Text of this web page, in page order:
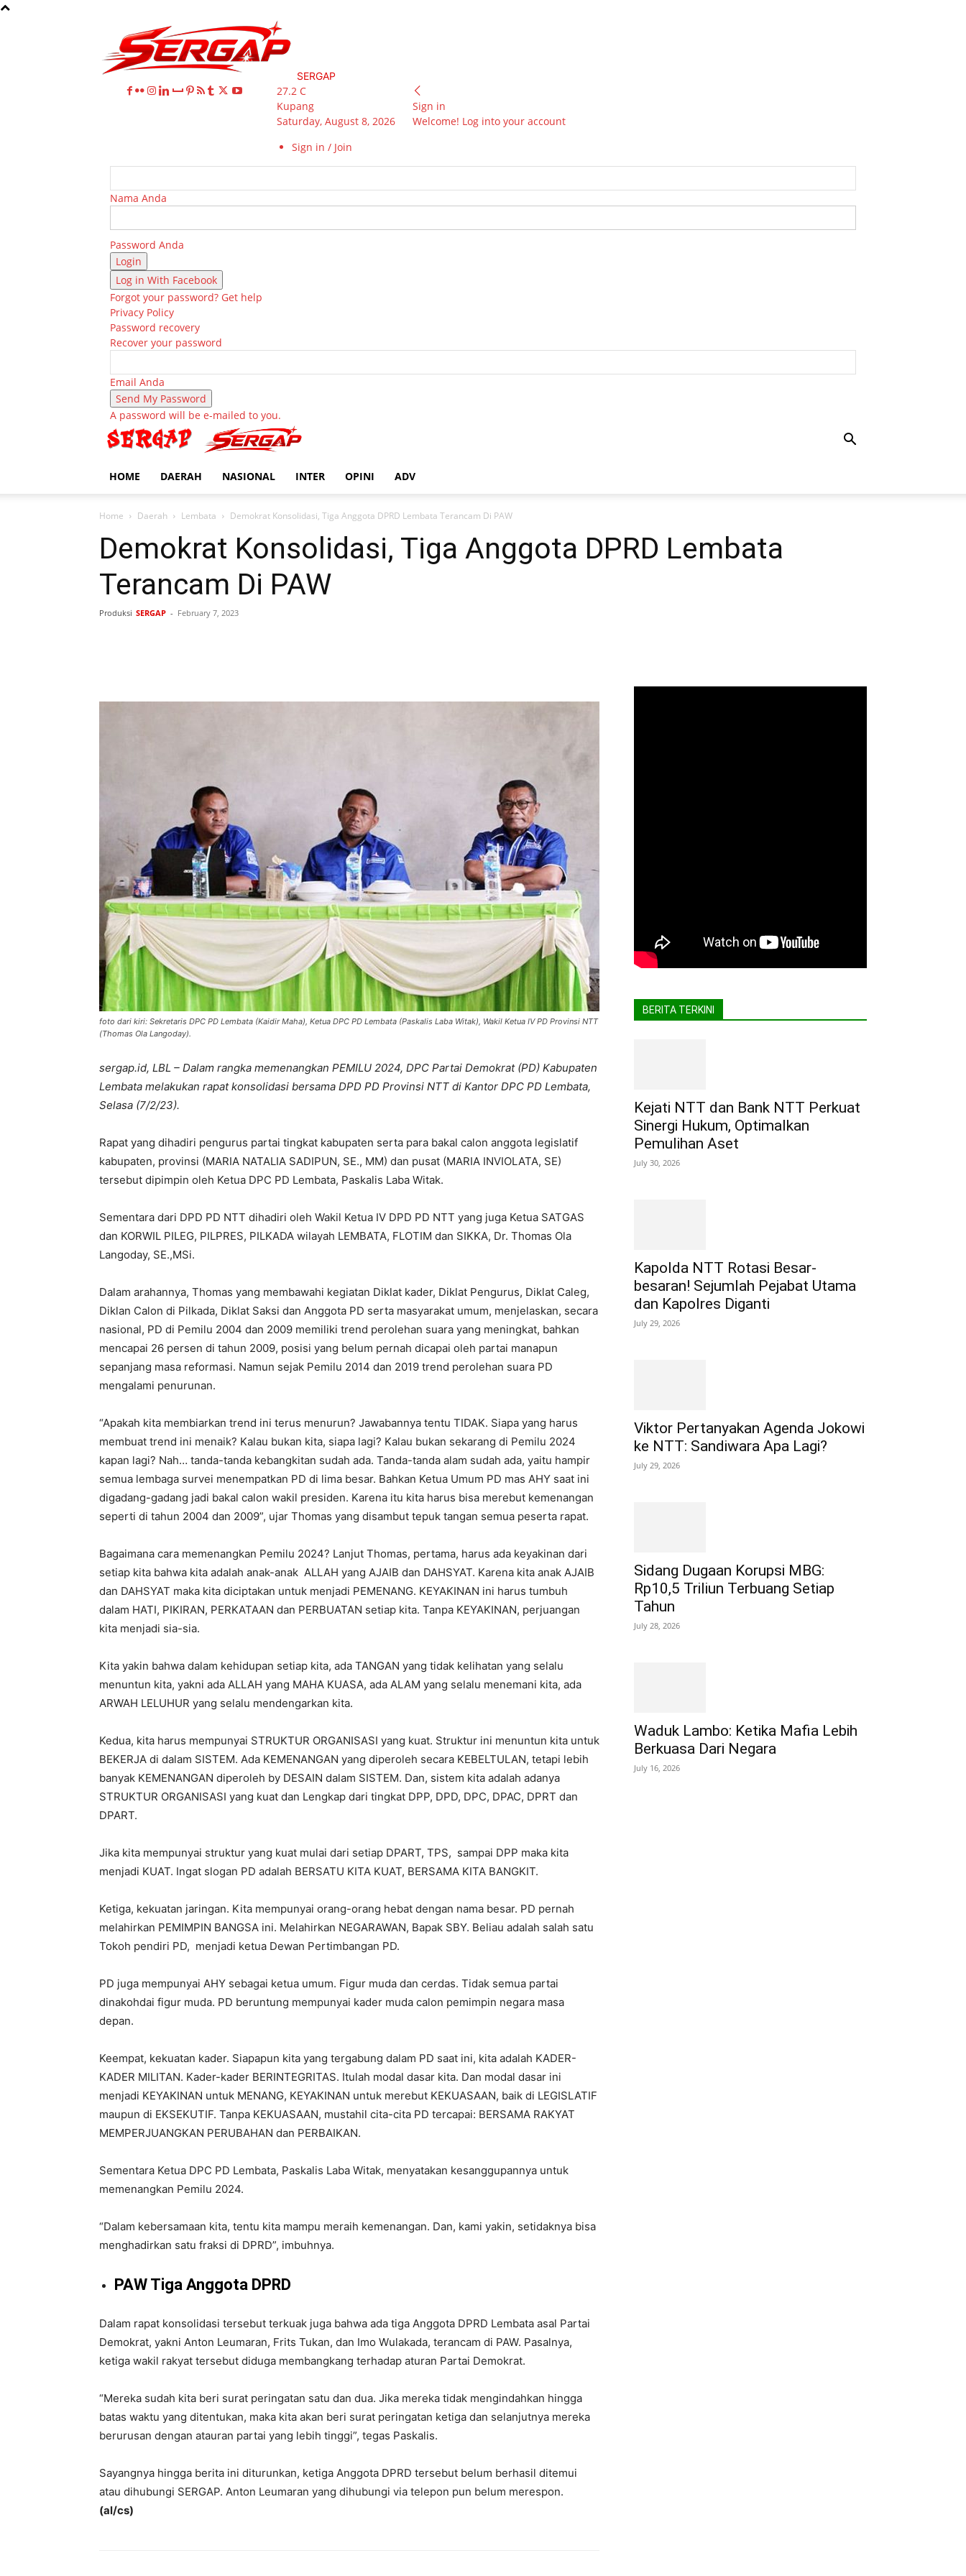
SERGAP
27.2 C
Kupang
Saturday, August 8, 2026
Sign in / Join
Sign in
Welcome! Log into your account
Nama Anda
Password Anda
Log in With Facebook
Forgot your password? Get help
Privacy Policy
Password recovery
Recover your password
Email Anda
A password will be e-mailed to you.
HOME DAERAH NASIONAL INTER OPINI ADV
Home Daerah Lembata Demokrat Konsolidasi, Tiga Anggota DPRD Lembata Terancam Di PAW
Demokrat Konsolidasi, Tiga Anggota DPRD Lembata
Terancam Di PAW
Produksi SERGAP - February 7, 2023
foto dari kiri: Sekretaris DPC PD Lembata (Kaidir Maha), Ketua DPC PD Lembata (Paskalis Laba Witak), Wakil Ketua IV PD Provinsi NTT
(Thomas Ola Langoday).
sergap.id, LBL – Dalam rangka memenangkan PEMILU 2024, DPC Partai Demokrat (PD) Kabupaten
Lembata melakukan rapat konsolidasi bersama DPD PD Provinsi NTT di Kantor DPC PD Lembata,
Selasa (7/2/23).
Rapat yang dihadiri pengurus partai tingkat kabupaten serta para bakal calon anggota legislatif
kabupaten, provinsi (MARIA NATALIA SADIPUN, SE., MM) dan pusat (MARIA INVIOLATA, SE)
tersebut dipimpin oleh Ketua DPC PD Lembata, Paskalis Laba Witak.
Sementara dari DPD PD NTT dihadiri oleh Wakil Ketua IV DPD PD NTT yang juga Ketua SATGAS
dan KORWIL PILEG, PILPRES, PILKADA wilayah LEMBATA, FLOTIM dan SIKKA, Dr. Thomas Ola
Langoday, SE.,MSi.
Dalam arahannya, Thomas yang membawahi kegiatan Diklat kader, Diklat Pengurus, Diklat Caleg,
Diklan Calon di Pilkada, Diklat Saksi dan Anggota PD serta masyarakat umum, menjelaskan, secara
nasional, PD di Pemilu 2004 dan 2009 memiliki trend perolehan suara yang meningkat, bahkan
mencapai 26 persen di tahun 2009, posisi yang belum pernah dicapai oleh partai manapun
sepanjang masa reformasi. Namun sejak Pemilu 2014 dan 2019 trend perolehan suara PD
mengalami penurunan.
“Apakah kita membiarkan trend ini terus menurun? Jawabannya tentu TIDAK. Siapa yang harus
membuat trend ini menaik? Kalau bukan kita, siapa lagi? Kalau bukan sekarang di Pemilu 2024
kapan lagi? Nah… tanda-tanda kebangkitan sudah ada. Tanda-tanda alam sudah ada, yaitu hampir
semua lembaga survei menempatkan PD di lima besar. Bahkan Ketua Umum PD mas AHY saat ini
digadang-gadang jadi bakal calon wakil presiden. Karena itu kita harus bisa merebut kemenangan
seperti di tahun 2004 dan 2009”, ujar Thomas yang disambut tepuk tangan semua peserta rapat.
Bagaimana cara memenangkan Pemilu 2024? Lanjut Thomas, pertama, harus ada keyakinan dari
setiap kita bahwa kita adalah anak-anak ALLAH yang AJAIB dan DAHSYAT. Karena kita anak AJAIB
dan DAHSYAT maka kita diciptakan untuk menjadi PEMENANG. KEYAKINAN ini harus tumbuh
dalam HATI, PIKIRAN, PERKATAAN dan PERBUATAN setiap kita. Tanpa KEYAKINAN, perjuangan
kita menjadi sia-sia.
Kita yakin bahwa dalam kehidupan setiap kita, ada TANGAN yang tidak kelihatan yang selalu
menuntun kita, yakni ada ALLAH yang MAHA KUASA, ada ALAM yang selalu menemani kita, ada
ARWAH LELUHUR yang selalu mendengarkan kita.
Kedua, kita harus mempunyai STRUKTUR ORGANISASI yang kuat. Struktur ini menuntun kita untuk
BEKERJA di dalam SISTEM. Ada KEMENANGAN yang diperoleh secara KEBELTULAN, tetapi lebih
banyak KEMENANGAN diperoleh by DESAIN dalam SISTEM. Dan, sistem kita adalah adanya
STRUKTUR ORGANISASI yang kuat dan Lengkap dari tingkat DPP, DPD, DPC, DPAC, DPRT dan
DPART.
Jika kita mempunyai struktur yang kuat mulai dari setiap DPART, TPS, sampai DPP maka kita
menjadi KUAT. Ingat slogan PD adalah BERSATU KITA KUAT, BERSAMA KITA BANGKIT.
Ketiga, kekuatan jaringan. Kita mempunyai orang-orang hebat dengan nama besar. PD pernah
melahirkan PEMIMPIN BANGSA ini. Melahirkan NEGARAWAN, Bapak SBY. Beliau adalah salah satu
Tokoh pendiri PD, menjadi ketua Dewan Pertimbangan PD.
PD juga mempunyai AHY sebagai ketua umum. Figur muda dan cerdas. Tidak semua partai
dinakohdai figur muda. PD beruntung mempunyai kader muda calon pemimpin negara masa
depan.
Keempat, kekuatan kader. Siapapun kita yang tergabung dalam PD saat ini, kita adalah KADER-
KADER MILITAN. Kader-kader BERINTEGRITAS. Itulah modal dasar kita. Dan modal dasar ini
menjadi KEYAKINAN untuk MENANG, KEYAKINAN untuk merebut KEKUASAAN, baik di LEGISLATIF
maupun di EKSEKUTIF. Tanpa KEKUASAAN, mustahil cita-cita PD tercapai: BERSAMA RAKYAT
MEMPERJUANGKAN PERUBAHAN dan PERBAIKAN.
Sementara Ketua DPC PD Lembata, Paskalis Laba Witak, menyatakan kesanggupannya untuk
memenangkan Pemilu 2024.
“Dalam kebersamaan kita, tentu kita mampu meraih kemenangan. Dan, kami yakin, setidaknya bisa
menghadirkan satu fraksi di DPRD”, imbuhnya.
PAW Tiga Anggota DPRD
Dalam rapat konsolidasi tersebut terkuak juga bahwa ada tiga Anggota DPRD Lembata asal Partai
Demokrat, yakni Anton Leumaran, Frits Tukan, dan Imo Wulakada, terancam di PAW. Pasalnya,
ketiga wakil rakyat tersebut diduga membangkang terhadap aturan Partai Demokrat.
“Mereka sudah kita beri surat peringatan satu dan dua. Jika mereka tidak mengindahkan hingga
batas waktu yang ditentukan, maka kita akan beri surat peringatan ketiga dan selanjutnya mereka
berurusan dengan atauran partai yang lebih tinggi”, tegas Paskalis.
Sayangnya hingga berita ini diturunkan, ketiga Anggota DPRD tersebut belum berhasil ditemui
atau dihubungi SERGAP. Anton Leumaran yang dihubungi via telepon pun belum merespon.
(al/cs)
BERITA TERKINI
Kejati NTT dan Bank NTT Perkuat
Sinergi Hukum, Optimalkan
Pemulihan Aset
July 30, 2026
Kapolda NTT Rotasi Besar-
besaran! Sejumlah Pejabat Utama
dan Kapolres Diganti
July 29, 2026
Viktor Pertanyakan Agenda Jokowi
ke NTT: Sandiwara Apa Lagi?
July 29, 2026
Sidang Dugaan Korupsi MBG:
Rp10,5 Triliun Terbuang Setiap
Tahun
July 28, 2026
Waduk Lambo: Ketika Mafia Lebih
Berkuasa Dari Negara
July 16, 2026